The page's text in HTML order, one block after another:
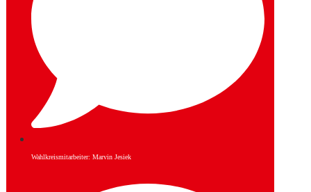
Wahlkreismitarbeiter: Marvin Jesiek